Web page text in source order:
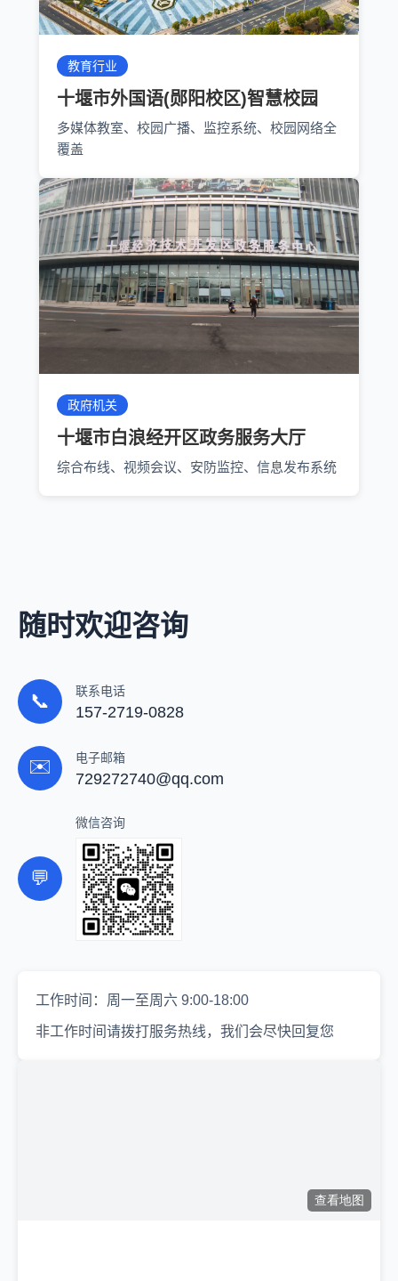
教育行业
十堰市外国语(郧阳校区)智慧校园
多媒体教室、校园广播、监控系统、校园网络全
覆盖
政府机关
十堰市白浪经开区政务服务大厅
综合布线、视频会议、安防监控、信息发布系统
随时欢迎咨询
📞 联系电话
157-2719-0828
✉️ 电子邮箱
729272740@qq.com
💬
微信咨询
工作时间：周一至周六 9:00-18:00
非工作时间请拨打服务热线，我们会尽快回复您